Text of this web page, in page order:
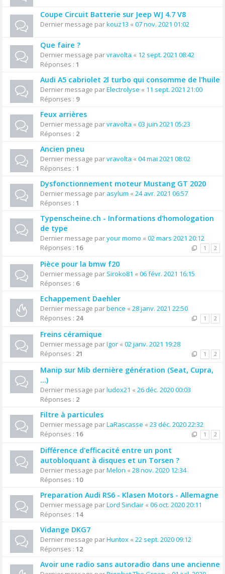
Coupe Circuit Batterie sur Jeep WJ 4.7 V8
Dernier message parkouz13 « 07 nov. 2021 01:02
Que faire ?
Dernier message parvravolta « 12 sept. 2021 08:42
Réponses : 1
Audi A5 cabriolet 2l turbo qui consomme de l'huile
Dernier message parElectrolyse « 11 sept. 2021 21:00
Réponses : 9
Feux arrières
Dernier message parvravolta « 03 juin 2021 05:23
Réponses : 2
Ancien pneu
Dernier message parvravolta « 04 mai 2021 08:02
Réponses : 1
Dysfonctionnement moteur Mustang GT 2020
Dernier message par asylum « 24 avr. 2021 06:57
Réponses : 1
Typenscheine.ch - Informations d'homologation
de type
Dernier message paryour momo « 02 mars 2021 20:12
Réponses : 16 1 2
Pièce pour la bmw f20
Dernier message par Siroko81 « 06 févr. 2021 16:15
Réponses : 6
Echappement Daehler
Dernier message parbence « 28 janv. 2021 22:50
Réponses : 24 1 2
Freins céramique
Dernier message parIgor « 02 janv. 2021 19:28
Réponses : 21 1 2
Manip sur Mib dernière génération (Seat, Cupra,
...)
Dernier message parludox21 « 26 déc. 2020 00:03
Réponses : 2
Filtre à particules
Dernier message parLaRascasse « 23 déc. 2020 22:32
Réponses : 16 1 2
Différence d'efficacité entre un pont
autobloquant à disques et un Torsen ?
Dernier message parMelon « 28 nov. 2020 12:34
Réponses : 10
Preparation Audi RS6 - Klasen Motors - Allemagne
Dernier message parLord Sinclair « 06 oct. 2020 20:11
Réponses : 14
Vidange DKG7
Dernier message parHuntox « 22 sept. 2020 09:12
Réponses : 12
Avoir une radio sans autoradio dans une ancienne